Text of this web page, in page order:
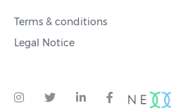
Terms & conditions
Legal Notice